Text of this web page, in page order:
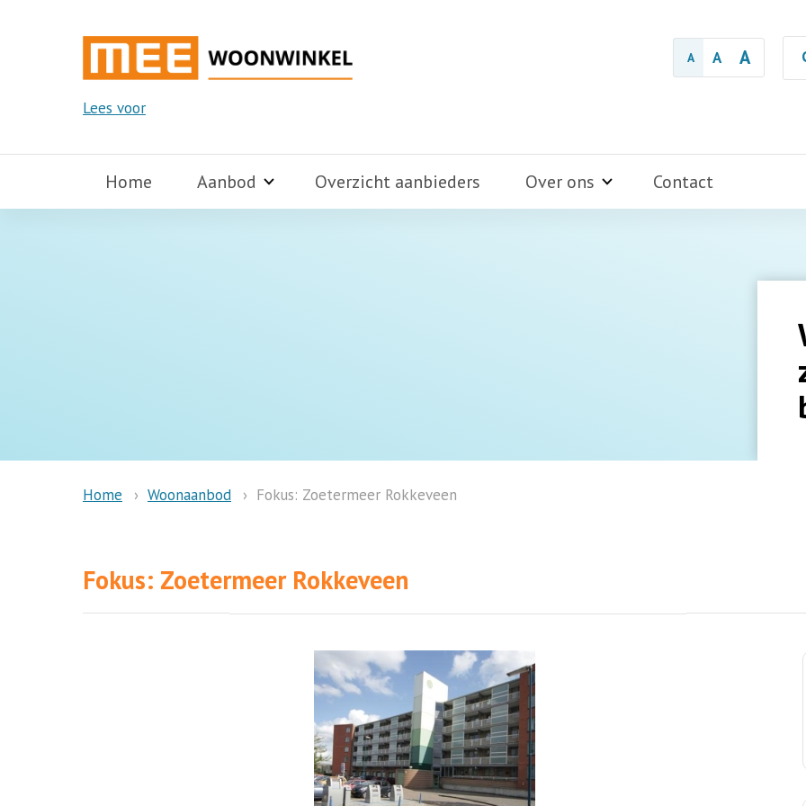
A A A
Lees voor
Home Aanbod Overzicht aanbieders Over ons Contact
Home Woonaanbod Fokus: Zoetermeer Rokkeveen
Fokus: Zoetermeer Rokkeveen